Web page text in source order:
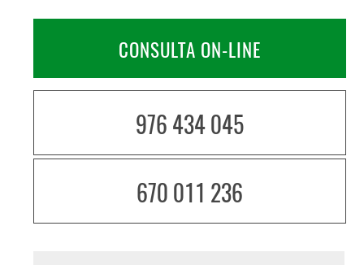
CONSULTA ON-LINE
976 434 045
670 011 236